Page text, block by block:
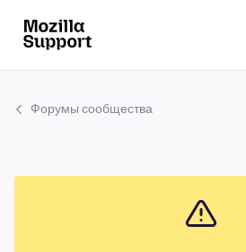
Форумы сообщества